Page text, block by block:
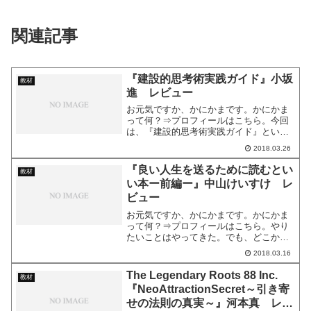
関連記事
教材
『建設的思考術実践ガイド』小坂
進 レビュー
お元気ですか、かにかまです。かにかま
って何？⇒プロフィールはこちら。今回
は、『建設的思考術実践ガイド』という
商材のレビューをお伝えします。商品ペ
ージはこちら。商品のデータ商品名建設
的思考術実践ガイド販売者名小坂 進販
売価格1,000円（税込...
2018.03.26
教材
『良い人生を送るために読むとい
い本ー前編ー』中山けいすけ レ
ビュー
お元気ですか、かにかまです。かにかま
って何？⇒プロフィールはこちら。やり
たいことはやってきた。でも、どこか満
たされない気持ち。本当にやりたいこと
は何なんだろう。考えこんでも答えが見
つからない。「人生どう生きたらいいか
わかりません」そんな人に...
2018.03.16
教材
The Legendary Roots 88 Inc.
『NeoAttractionSecret～引き寄
せの法則の真実～』河本真 レビ